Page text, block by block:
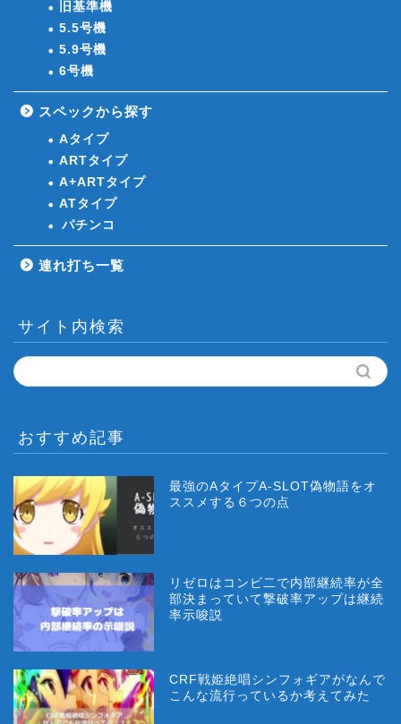
旧基準機
5.5号機
5.9号機
6号機
スペックから探す
Aタイプ
ARTタイプ
A+ARTタイプ
ATタイプ
パチンコ
連れ打ち一覧
サイト内検索
おすすめ記事
最強のAタイプA-SLOT偽物語をオ
ススメする６つの点
リゼロはコンビ二で内部継続率が全
部決まっていて撃破率アップは継続
率示唆説
CRF戦姫絶唱シンフォギアがなんで
こんな流行っているか考えてみた